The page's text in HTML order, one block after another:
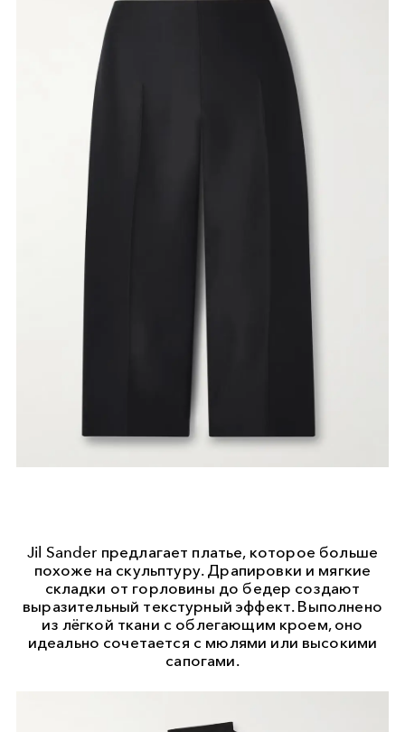
Jil Sander предлагает платье, которое больше
похоже на скульптуру. Драпировки и мягкие
складки от горловины до бедер создают
выразительный текстурный эффект. Выполнено
из лёгкой ткани с облегающим кроем, оно
идеально сочетается с мюлями или высокими
сапогами.